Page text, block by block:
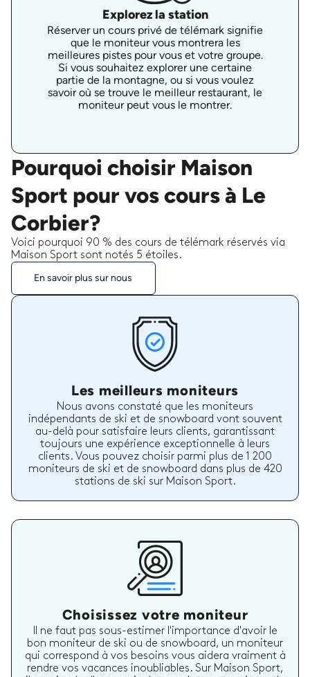
Explorez la station
Réserver un cours privé de télémark signifie
que le moniteur vous montrera les
meilleures pistes pour vous et votre groupe.
Si vous souhaitez explorer une certaine
partie de la montagne, ou si vous voulez
savoir où se trouve le meilleur restaurant, le
moniteur peut vous le montrer.
Pourquoi choisir Maison
Sport pour vos cours à Le
Corbier?
Voici pourquoi 90 % des cours de télémark réservés via
Maison Sport sont notés 5 étoiles.
En savoir plus sur nous
Les meilleurs moniteurs
Nous avons constaté que les moniteurs
indépendants de ski et de snowboard vont souvent
au-delà pour satisfaire leurs clients, garantissant
toujours une expérience exceptionnelle à leurs
clients. Vous pouvez choisir parmi plus de 1 200
moniteurs de ski et de snowboard dans plus de 420
stations de ski sur Maison Sport.
Choisissez votre moniteur
Il ne faut pas sous-estimer l'importance d'avoir le
bon moniteur de ski ou de snowboard, un moniteur
qui correspond à vos besoins vous aidera vraiment à
rendre vos vacances inoubliables. Sur Maison Sport,